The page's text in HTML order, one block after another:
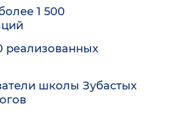
1 500
реализованных
школы Зубастых